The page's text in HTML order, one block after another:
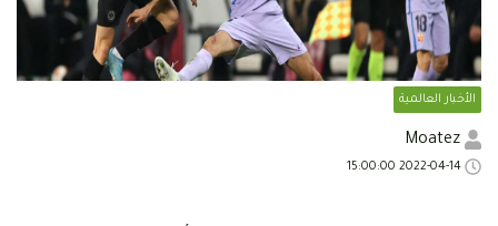
الأخبار العالمية